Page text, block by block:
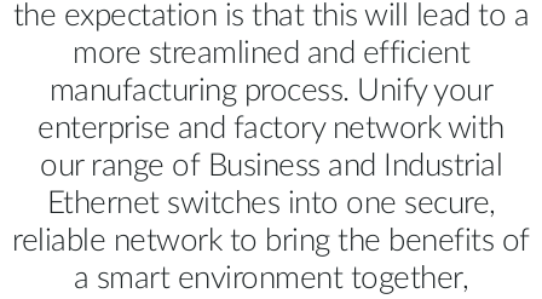
the expectation is that this will lead to a
more streamlined and efficient
manufacturing process. Unify your
enterprise and factory network with
our range of Business and Industrial
Ethernet switches into one secure,
reliable network to bring the benefits of
a smart environment together,